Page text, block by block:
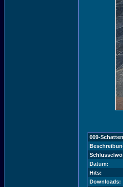
009-
Datum:
Hits:
Downloads: